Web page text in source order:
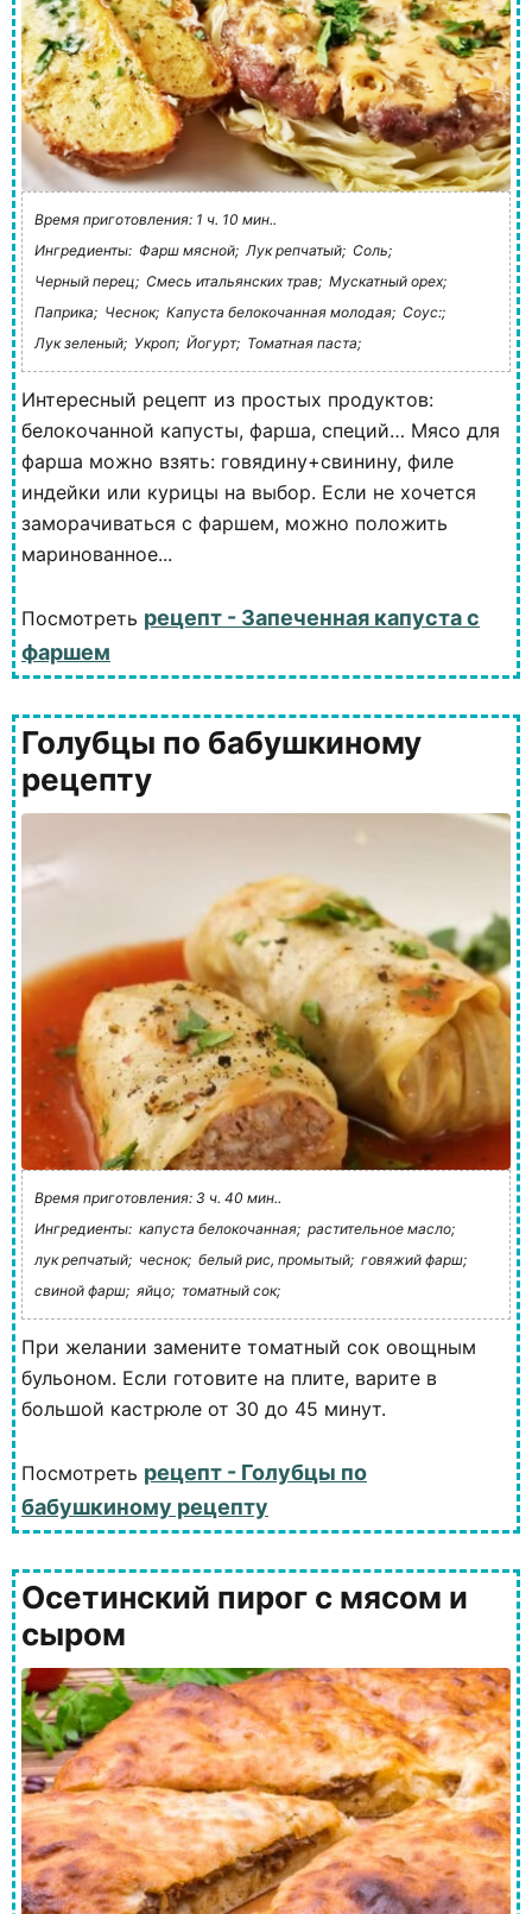
Время приготовления: 1 ч. 10 мин..
Ингредиенты: Фарш мясной; Лук репчатый; Соль;
Черный перец; Смесь итальянских трав; Мускатный орех;
Паприка; Чеснок; Капуста белокочанная молодая; Соус:;
Лук зеленый; Укроп; Йогурт; Томатная паста;
Интересный рецепт из простых продуктов:
белокочанной капусты, фарша, специй… Мясо для
фарша можно взять: говядину+свинину, филе
индейки или курицы на выбор. Если не хочется
заморачиваться с фаршем, можно положить
маринованное...
Посмотреть рецепт - Запеченная капуста с
фаршем
Голубцы по бабушкиному
рецепту
Время приготовления: 3 ч. 40 мин..
Ингредиенты: капуста белокочанная; растительное масло;
лук репчатый; чеснок; белый рис, промытый; говяжий фарш;
свиной фарш; яйцо; томатный сок;
При желании замените томатный сок овощным
бульоном. Если готовите на плите, варите в
большой кастрюле от 30 до 45 минут.
Посмотреть рецепт - Голубцы по
бабушкиному рецепту
Осетинский пирог с мясом и
сыром